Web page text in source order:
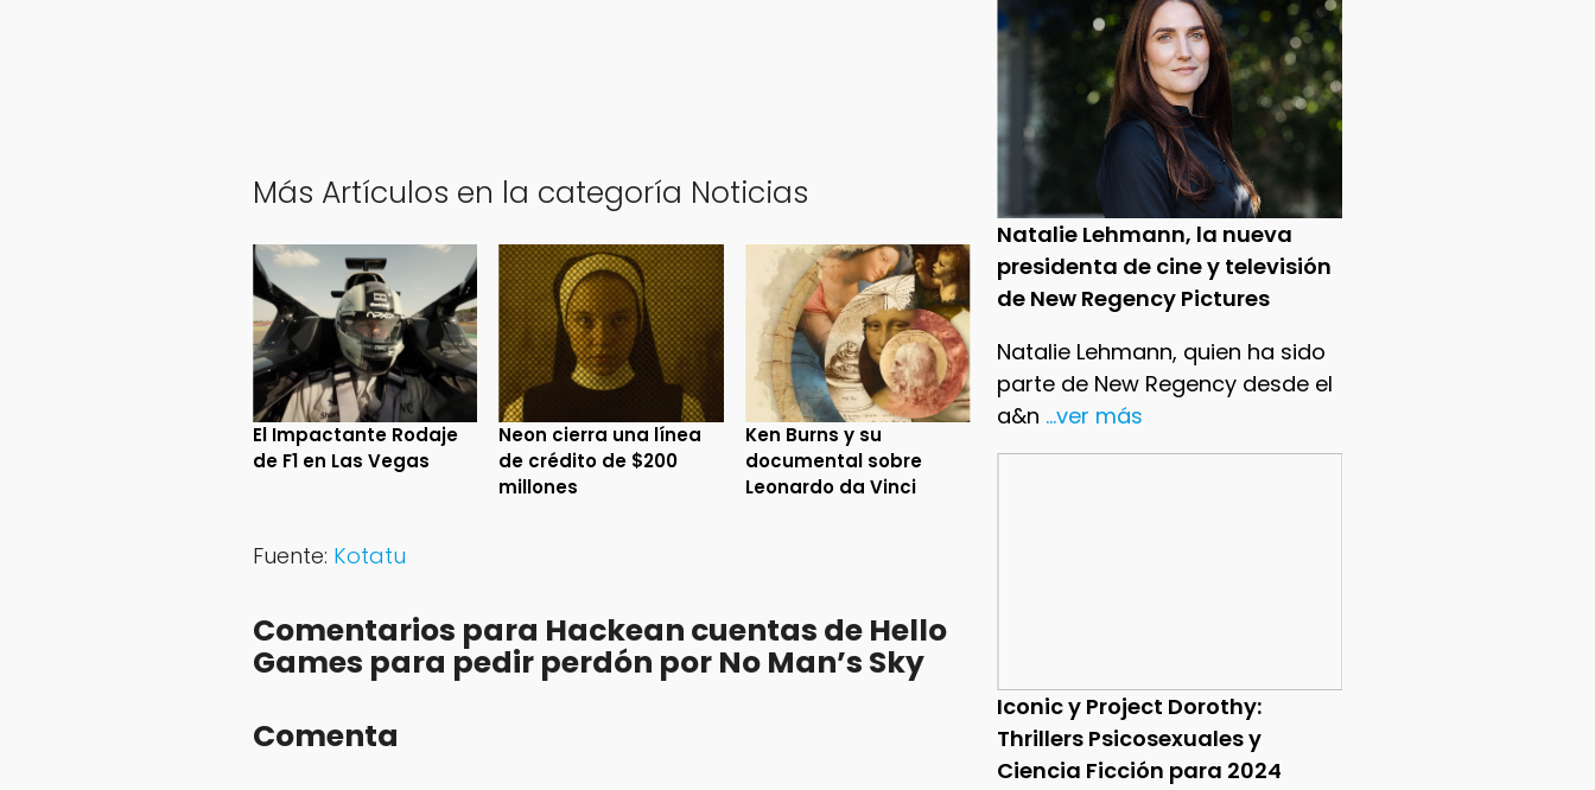
Natalie Lehmann, la nueva
presidenta de cine y televisión
de New Regency Pictures
Natalie Lehmann, quien ha sido
parte de New Regency desde el
a&n ...ver más
Iconic y Project Dorothy:
Thrillers Psicosexuales y
Ciencia Ficción para 2024
Más Artículos en la categoría Noticias
El Impactante Rodaje
de F1 en Las Vegas
Neon cierra una línea
de crédito de $200
millones
Ken Burns y su
documental sobre
Leonardo da Vinci
Fuente: Kotatu
Comentarios para Hackean cuentas de Hello
Games para pedir perdón por No Man’s Sky
Comenta